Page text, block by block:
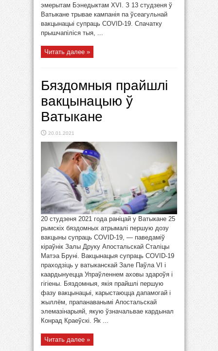
эмерытам Бэнедыктам XVI. З 13 студзеня ў
Ватыкане трывае кампанія па ўсеагульнай
вакцынацыі супраць COVID-19. Спачатку
прышчапіліся тыя, ...
Читать далее »
Бяздомныя прайшлі
вакцынацыю ў
Ватыкане
20.01.2021
20 студзеня 2021 года раніцай у Ватыкане 25
рымскіх бяздомных атрымалі першую дозу
вакцыны супраць COVID-19, — паведаміў
кіраўнік Залы Друку Апостальскай Сталіцы
Матэа Бруні. Вакцынацыя супраць COVID-19
праходзіць у ватыканскай Зале Паўла VI і
каардынуецца Упраўленнем аховы здароўя і
гігіены. Бяздомныя, якія прайшлі першую
фазу вакцынацыі, карыстаюцца дапамогай і
жыллём, прапанаванымі Апостальскай
элемазінарыяй, якую ўзначальвае кардынал
Конрад Краеўскі. Як ...
Читать далее »